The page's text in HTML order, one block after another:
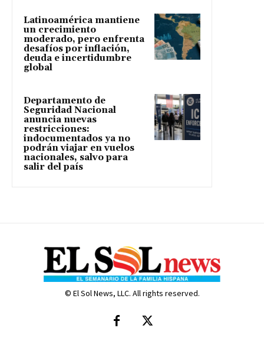
Latinoamérica mantiene
un crecimiento
moderado, pero enfrenta
desafíos por inflación,
deuda e incertidumbre
global
Departamento de
Seguridad Nacional
anuncia nuevas
restricciones:
indocumentados ya no
podrán viajar en vuelos
nacionales, salvo para
salir del país
© El Sol News, LLC. All rights reserved.